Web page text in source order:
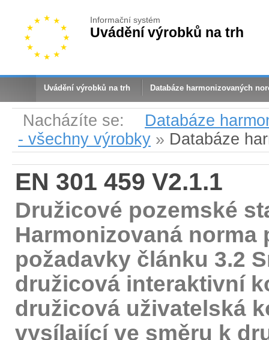
Informační systém
Uvádění výrobků na trh
Uvádění výrobků na trh Databáze harmonizovaných
Nacházíte se:
Databáze
- všechny výrobky » Databáze
EN 301 459 V2.1.1
Družicové pozemské
Harmonizovaná
požadavky článku 3.2
družicová interaktivní
družicová uživatelská
vysílající ve směru k